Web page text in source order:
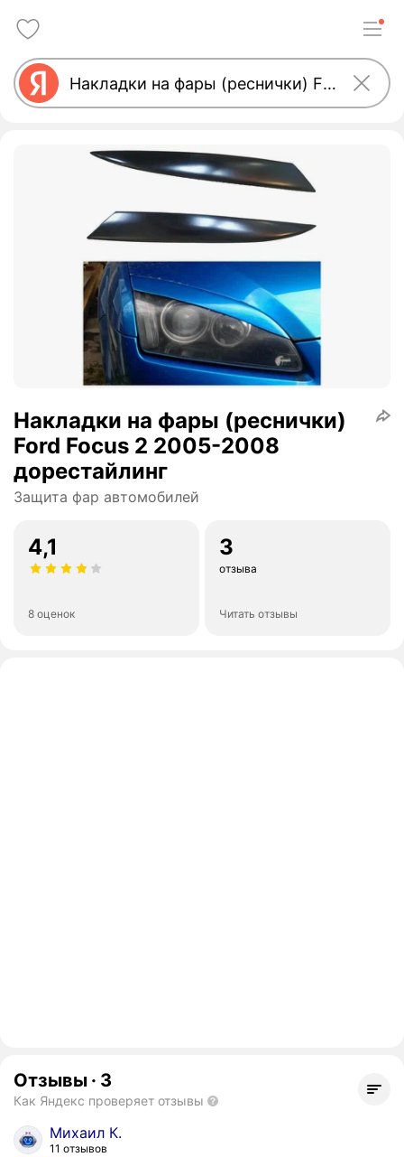
Накладки на фары (реснички)
Ford Focus 2 2005-2008
дорестайлинг
Защита фар автомобилей
4,1
8 оценок
3
отзыва
Читать отзывы
Отзывы · 3
Как Яндекс проверяет отзывы
Михаил К.
11 отзывов